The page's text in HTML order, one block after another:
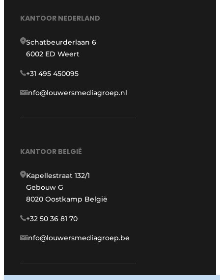
KANTOOR NEDERLAND
Schatbeurderlaan 6
6002 ED Weert
+31 495 450095
info@louwersmediagroep.nl
KANTOOR BELGIË
Kapellestraat 132/1
Gebouw G
8020 Oostkamp België
+32 50 36 81 70
info@louwersmediagroep.be